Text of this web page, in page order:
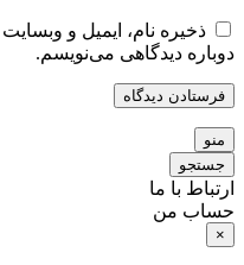
ذخیره نام، ایمیل و
دوباره دیدگاهی می‌نویسم.
منو
جستجو
ارتباط با ما
حساب من
×